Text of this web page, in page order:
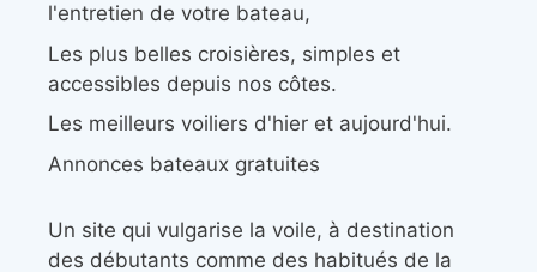
l'entretien de votre bateau,
Les plus belles croisières, simples et
accessibles depuis nos côtes.
Les meilleurs voiliers d'hier et aujourd'hui.
Annonces bateaux gratuites
Un site qui vulgarise la voile, à destination
des débutants comme des habitués de la